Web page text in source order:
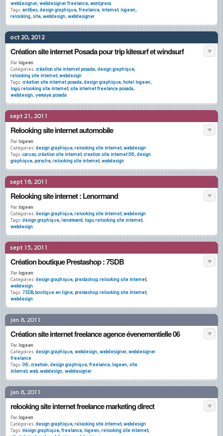
webdesigner,webdesigner freelance,wordpress
Tags: antibes,design graphique,freelance, internet, logeen,
relooking,site,webdesign,webdesigner
oct 20, 2012
Création site internet Posada pour trip kitesurf et windsurf
Par logeen
Catégories: création site internet posada,design graphique,
relooking site internet,webdesign
Tags: création site internet posada,design graphique, hotel logeen,
logo,relooking site internet,site internet freelance posada,
webdesign,yemaya posada
sept 21, 2011
Relooking site internet automobile
Par logeen
Catégories: design graphique,relooking site internet,webdesign
Tags: caruso,création site internet,creation site internet 06,design
graphique, porsche,relooking site internet,webdesign
sept 16, 2011
Relooking site internet : Lenormand
Par logeen
Catégories: design graphique,relooking site internet,webdesign
Tags: design graphique, lenormand, logo,relooking site internet,
webdesign
sept 15, 2011
Création boutique Prestashop : 7SDB
Par logeen
Catégories: design graphique, prestashop,relooking site internet,
webdesign
Tags: 7SDB,boutique en ligne, prestashop,relooking site internet,
webdesign
jan 8, 2011
Création site internet freelance agence évenementielle 06
Par logeen
Catégories: design graphique,webdesign,webdesigner,webdesigner
freelance
Tags: 06,creation,design graphique,freelance, logeen,site
internet,web,webdesign,webdesigner
jan 8, 2011
relooking site internet freelance marketing direct
Par logeen
Catégories: design graphique,relooking site internet,webdesign
Tags: design graphique,freelance, logeen,relooking site internet,